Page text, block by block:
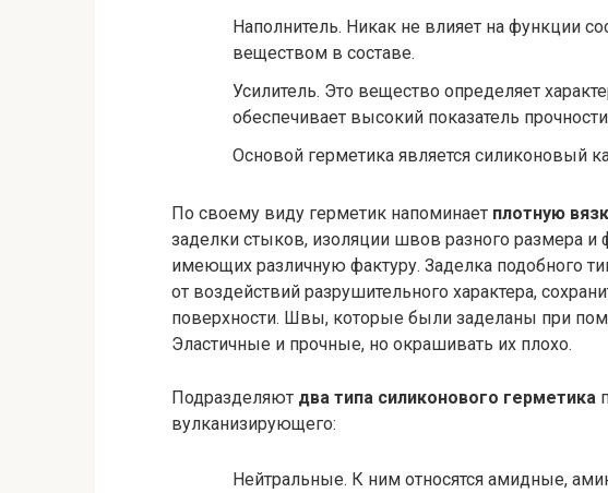
Наполнитель. Никак не влияет на функции
веществом в составе.
Усилитель. Это вещество определяет
обеспечивает высокий показатель
Основой герметика является силиконовый
По своему виду герметик напоминает плотную
заделки стыков, изоляции швов разного размера и
имеющих различную фактуру. Заделка подобного
от воздействий разрушительного характера,
поверхности. Швы, которые были заделаны при
Эластичные и прочные, но окрашивать их плохо.
Подразделяют два типа силиконового герметика
вулканизирующего:
Нейтральные. К ним относятся амидные,